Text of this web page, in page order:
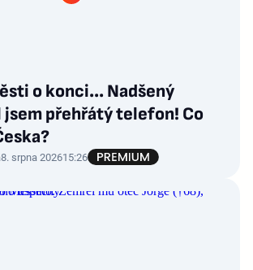
o konci... Nadšený
jsem přehřátý telefon! Co
8. srpna 202615:26